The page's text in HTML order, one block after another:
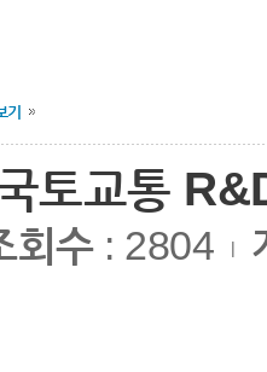
기
토교통
회수: 2804 |